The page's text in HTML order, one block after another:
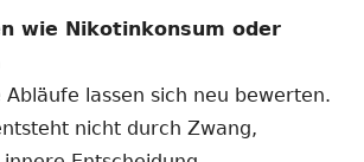
wie Nikotinkonsum oder
lassen sich neu bewerten.
nicht durch Zwang,